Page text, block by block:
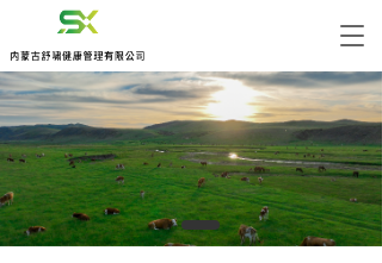
T
g
g
l
e
n
a
v
i